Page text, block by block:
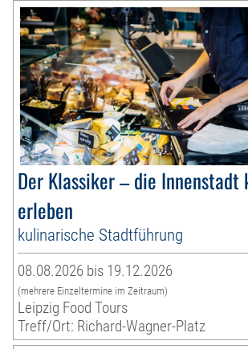
Der Klassiker – die Innenstadt
erleben
kulinarische Stadtführung
08.08.2026 bis 19.12.2026
(mehrere Einzeltermine im Zeitraum)
Leipzig Food Tours
Treff/Ort: Richard-Wagner-Platz